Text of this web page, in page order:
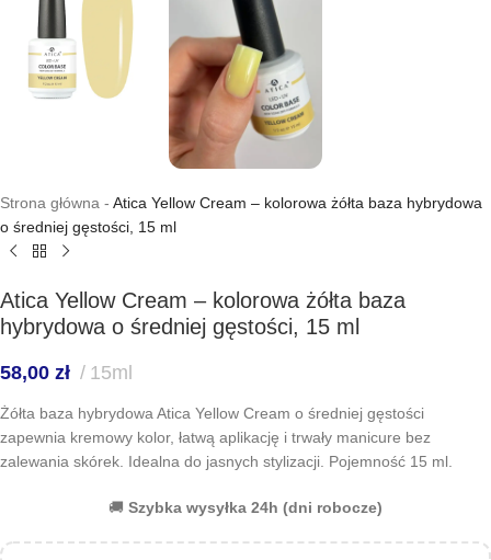
Strona główna - Atica Yellow Cream – kolorowa żółta baza hybrydowa
o średniej gęstości, 15 ml
Atica Yellow Cream – kolorowa żółta baza
hybrydowa o średniej gęstości, 15 ml
58,00 zł 15ml
Żółta baza hybrydowa Atica Yellow Cream o średniej gęstości
zapewnia kremowy kolor, łatwą aplikację i trwały manicure bez
zalewania skórek. Idealna do jasnych stylizacji. Pojemność 15 ml.
🚚 Szybka wysyłka 24h (dni robocze)